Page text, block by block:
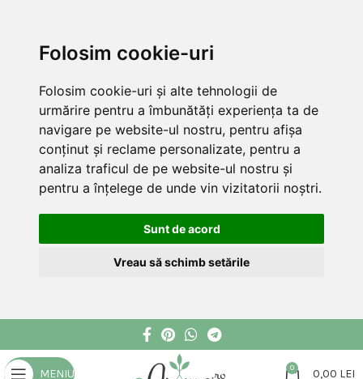
Folosim cookie-uri
Folosim cookie-uri și alte tehnologii de
urmărire pentru a îmbunătăți experiența ta de
navigare pe website-ul nostru, pentru afișa
conținut și reclame personalizate, pentru a
analiza traficul de pe website-ul nostru și
pentru a înțelege de unde vin vizitatorii noștri.
Sunt de acord
Vreau să schimb setările
MENIU 0 0,00 LEI